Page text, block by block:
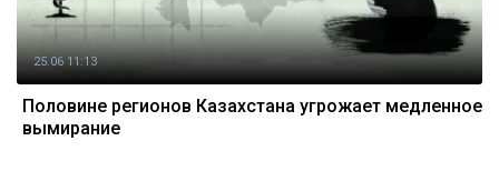
25.06 11:13
Половине регионов Казахстана угрожает медленное
вымирание